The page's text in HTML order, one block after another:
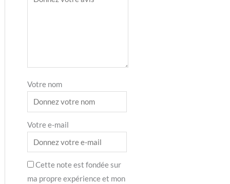
Votre nom
Votre e-mail
Cette note est fondée sur
ma propre expérience et mon